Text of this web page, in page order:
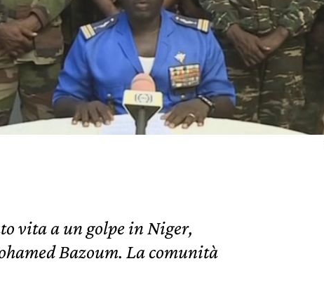
vita a un golpe in Niger,
Bazoum. La comunità